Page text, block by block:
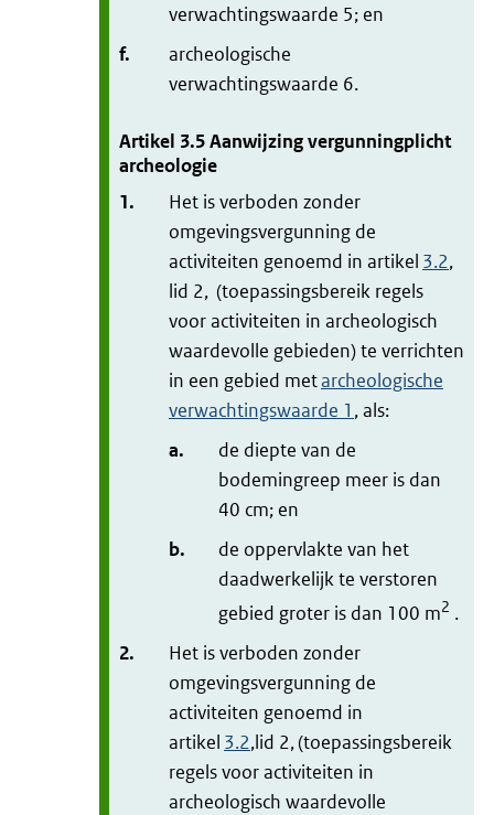
verwachtingswaarde 5; en
f.
archeologische
verwachtingswaarde 6.
Artikel 3.5Aanwijzing vergunningplicht
archeologie
1.
Het is verboden zonder
omgevingsvergunning de
activiteiten genoemd in artikel 3.2,
lid 2, (toepassingsbereik regels
voor activiteiten in archeologisch
waardevolle gebieden) te verrichten
in een gebied metarcheologische
verwachtingswaarde 1 , als:
a.
de diepte van de
bodemingreep meer is dan
40 cm; en
b.
de oppervlakte van het
daadwerkelijk te verstoren
gebied groter is dan 100 m2 .
2.
Het is verboden zonder
omgevingsvergunning de
activiteiten genoemd in
artikel 3.2,lid 2, (toepassingsbereik
regels voor activiteiten in
archeologisch waardevolle